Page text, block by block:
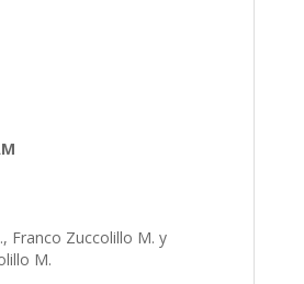
Franco Zuccolillo M. y
M.